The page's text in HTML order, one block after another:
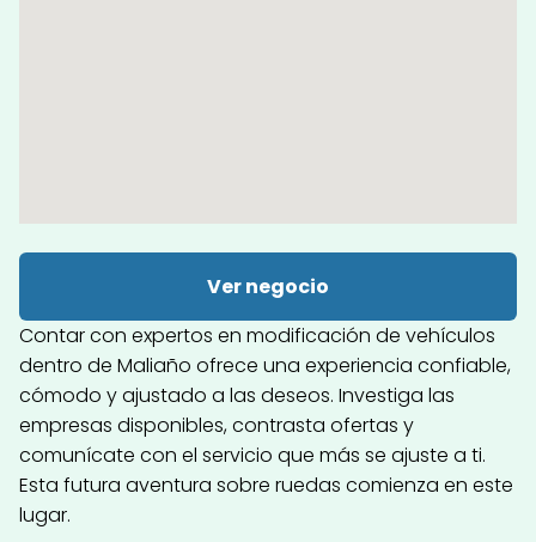
Ver negocio
Contar con expertos en modificación de vehículos
dentro de Maliaño ofrece una experiencia confiable,
cómodo y ajustado a las deseos. Investiga las
empresas disponibles, contrasta ofertas y
comunícate con el servicio que más se ajuste a ti.
Esta futura aventura sobre ruedas comienza en este
lugar.